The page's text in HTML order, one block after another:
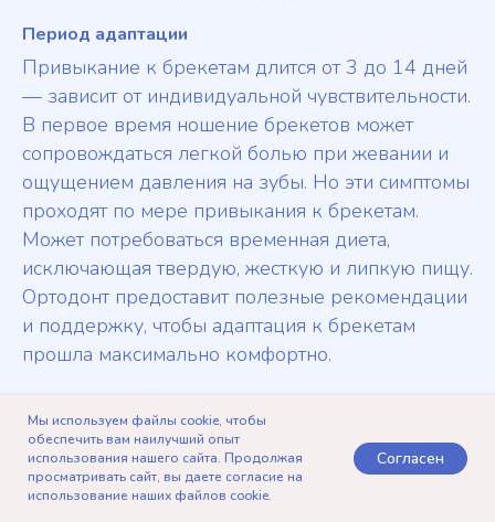
Telegram Записаться
Период адаптации
Привыкание к брекетам длится от 3 до 14 дней
— зависит от индивидуальной чувствительности.
В первое время ношение брекетов может
сопровождаться легкой болью при жевании и
ощущением давления на зубы. Но эти симптомы
проходят по мере привыкания к брекетам.
Может потребоваться временная диета,
исключающая твердую, жесткую и липкую пищу.
Ортодонт предоставит полезные рекомендации
и поддержку, чтобы адаптация к брекетам
прошла максимально комфортно.
Уход за брекет-системой
Правильное ношение и уход за брекетами
повышает эффективность лечения и
предотвращает осложнения. Главные
Мы используем файлы cookie, чтобы
обеспечить вам наилучший опыт
использования нашего сайта. Продолжая
просматривать сайт, вы даете согласие на
использование наших файлов cookie.
Согласен